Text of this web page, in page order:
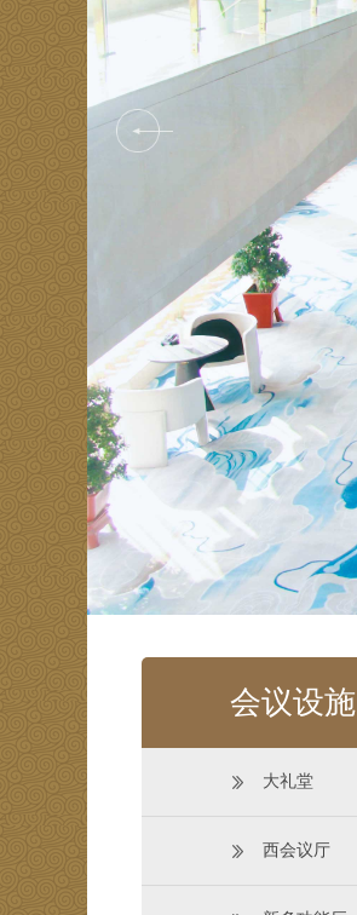
会议设施
大礼堂
西会议厅